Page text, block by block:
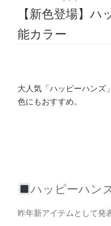
【新色登場】
能カラー
大人気「ハッピーハンズ
色にもおすすめ。
ハッピーハン
昨年新アイテムとして発